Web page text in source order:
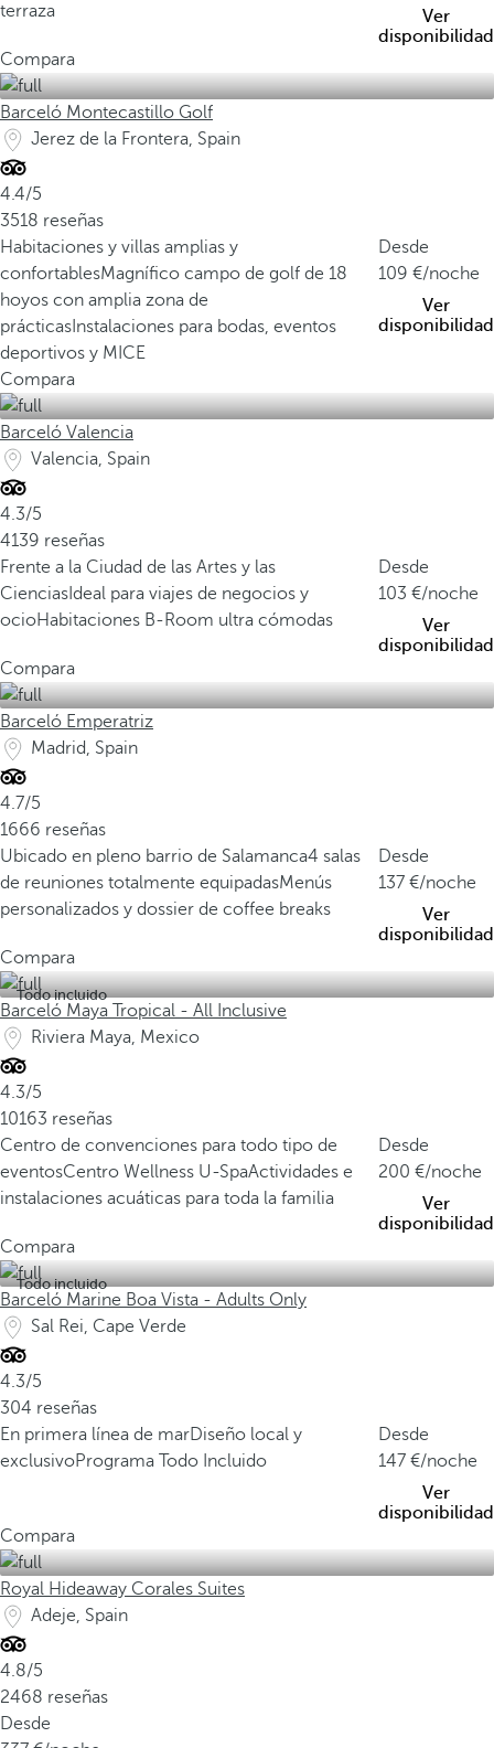
terraza
Ver
disponibilidad
Compara
Barceló Montecastillo Golf
Jerez de la Frontera, Spain
4.4/5
3518 reseñas
Habitaciones y villas amplias y
confortablesMagnífico campo de golf de 18
hoyos con amplia zona de
prácticas Instalaciones para bodas, eventos
deportivos y MICE
Desde
109
/noche
Ver
disponibilidad
Compara
Barceló Valencia
Valencia, Spain
4.3/5
4139 reseñas
Frente a la Ciudad de las Artes y las
Ciencias Ideal para viajes de negocios y
ocioHabitaciones B-Room ultra cómodas
Desde
103
/noche
Ver
disponibilidad
Compara
Barceló Emperatriz
Madrid, Spain
4.7/5
1666 reseñas
Ubicado en pleno barrio de Salamanca4 salas
de reuniones totalmente equipadasMenús
personalizados y dossier de coffee breaks
Desde
137
/noche
Ver
disponibilidad
Compara
Todo incluido
Barceló Maya Tropical - All Inclusive
Riviera Maya, Mexico
4.3/5
10163 reseñas
Centro de convenciones para todo tipo de
eventosCentro Wellness U-SpaActividades e
instalaciones acuáticas para toda la familia
Desde
200
/noche
Ver
disponibilidad
Compara
Todo incluido
Barceló Marine Boa Vista - Adults Only
Sal Rei, Cape Verde
4.3/5
304 reseñas
En primera línea de marDiseño local y
exclusivoPrograma Todo Incluido
Desde
147
/noche
Ver
disponibilidad
Compara
Royal Hideaway Corales Suites
Adeje, Spain
4.8/5
2468 reseñas
Desde